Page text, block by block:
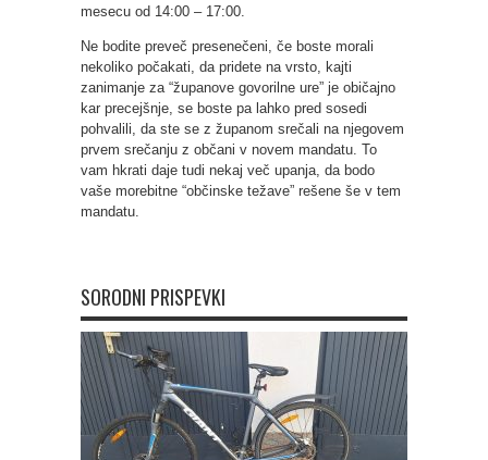
mesecu od 14:00 – 17:00.
Ne bodite preveč presenečeni, če boste morali
nekoliko počakati, da pridete na vrsto, kajti
zanimanje za “županove govorilne ure” je običajno
kar precejšnje, se boste pa lahko pred sosedi
pohvalili, da ste se z županom srečali na njegovem
prvem srečanju z občani v novem mandatu. To
vam hkrati daje tudi nekaj več upanja, da bodo
vaše morebitne “občinske težave” rešene še v tem
mandatu.
SORODNI PRISPEVKI